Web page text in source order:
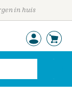
in huis